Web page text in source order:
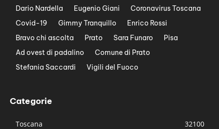
Dario Nardella
Eugenio Giani
Coronavirus Toscana
Covid-19
Gimmy Tranquillo
Enrico Rossi
Bravo chi ascolta
Prato Sara Funaro
Pisa
Ad ovest di padalino
Comune di Prato
Stefania Saccardi
Vigili del Fuoco
Categorie
Toscana
32100